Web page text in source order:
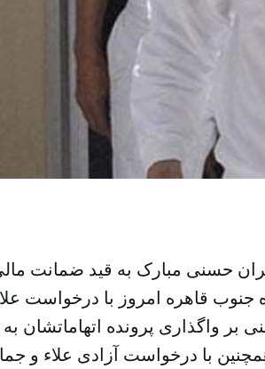
حسنی مبارک به قید ضمانت
جنوب قاهره امروز با درخواست
واگذاری پرونده اتهاماتشان
با درخواست آزادی علاء و